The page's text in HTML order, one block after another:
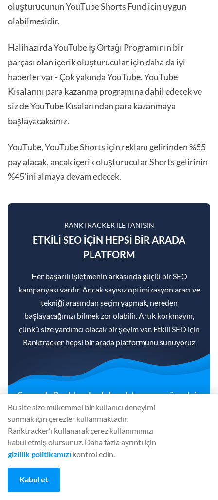
oluşturucunun YouTube Shorts Fund için uygun
olabilmesidir.
Halihazırda YouTube İş Ortağı Programının bir
parçası olan içerik oluşturucular için daha da iyi
haberler var - Çok yakında YouTube, YouTube
Kısalarını para kazanma programına dahil edecek ve
siz de YouTube Kısalarından para kazanmaya
başlayacaksınız.
YouTube, YouTube Shorts için reklam gelirinden %55
pay alacak, ancak içerik oluşturucular Shorts gelirinin
%45'ini almaya devam edecek.
RANKTRACKER ILE TANIŞIN
ETKILI SEO IÇIN HEPSI BIR ARADA
PLATFORM
Her başarılı işletmenin arkasında güçlü bir SEO
kampanyası vardır. Ancak sayısız optimizasyon aracı ve
tekniği arasından seçim yapmak, nereden
başlayacağınızı bilmek zor olabilir. Artık korkmayın,
çünkü size yardımcı olacak bir şeyim var. Etkili SEO için
Ranktracker hepsi bir arada platformunu sunuyoruz
Sonunda Ranktracker'a kaydı tamamen ücretsiz
olarak açtık!
ÜCRETSIZ BIR HESAP OLUŞTURUN
Bu site size mükemmel bir kullanıcı deneyimi
sunmak için çerezler kullanmaktadır.
Ranktracker'ı kullanarak çerez kullanımımızı
kabul etmiş olursunuz. Daha fazla ayrıntı için
gizlilik politikamızı kontrol edin.
Kabul et